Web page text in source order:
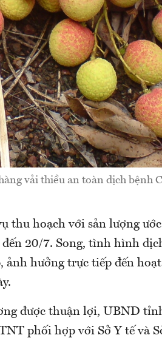
vải thiều an toàn dịch bệnh
thu hoạch với sản lượng
20/7. Song, tình hình
ảnh hưởng trực tiếp đến hoạt
được thuận lợi, UBND
phối hợp với Sở Y tế và